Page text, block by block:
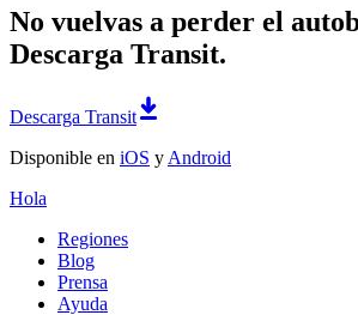
No vuelvas a perder el
Descarga Transit.
Descarga Transit
Disponible en iOS y Android
Hola
Regiones
Blog
Prensa
Ayuda